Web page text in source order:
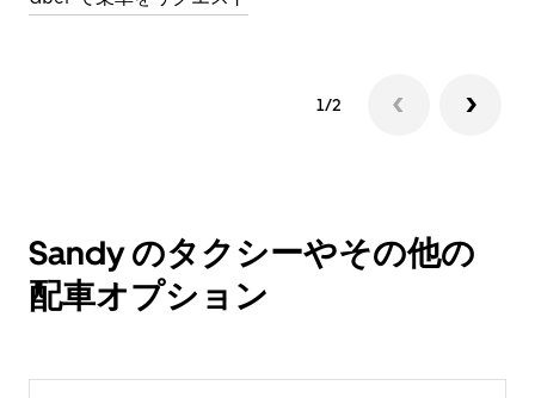
1/2
Sandy のタクシーやその他の
配車オプション